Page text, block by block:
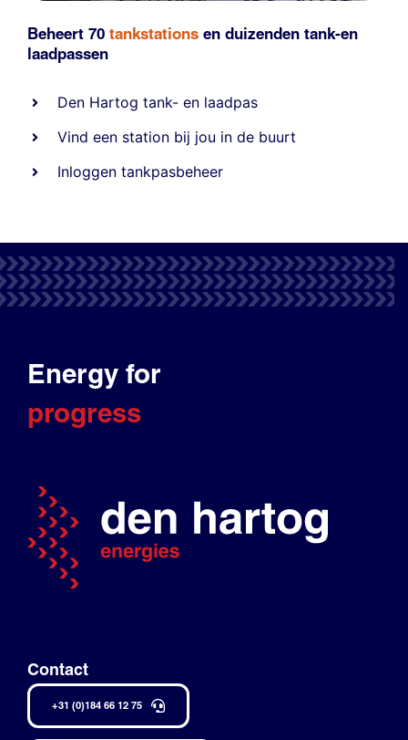
Beheert 70 tankstations en duizenden tank-en
laadpassen
Den Hartog tank- en laadpas
Vind een station bij jou in de buurt
Inloggen tankpasbeheer
Energy for
progress
Contact
+31 (0)184 66 12 75